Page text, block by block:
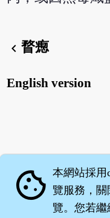
chevron_left瞀瘛
English version
cookie 本網站採用
覽服務，關
覽。您若